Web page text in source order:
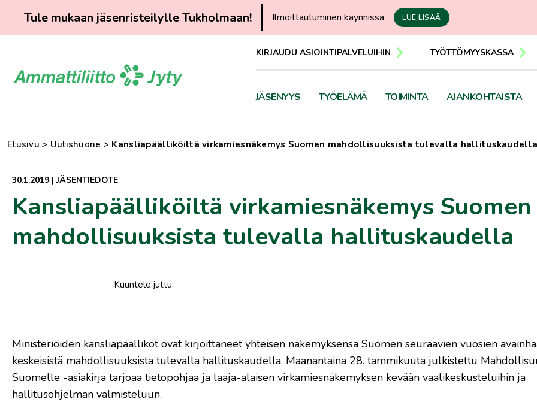
Tule mukaan jäsenristeilylle Tukholmaan! Ilmoittautuminen käynnissä LUE LISÄÄ
sisältöön
KIRJAUDU ASIOINTIPALVELUIHIN TYÖTTÖMYYSKASSA
JÄSENYYS TYÖELÄMÄ TOIMINTA AJANKOHTAISTA
Etusivu > Uutishuone > Kansliapäälliköiltä virkamiesnäkemys Suomen mahdollisuuksista tulevalla
30.1.2019 |JÄSENTIEDOTE
Kansliapäälliköiltä virkamiesnäkemys Suomen
mahdollisuuksista tulevalla hallituskaudella
Kuuntele juttu:
Ministeriöiden kansliapäälliköt ovat kirjoittaneet yhteisen näkemyksensä Suomen seuraavien vuosien
keskeisistä mahdollisuuksista tulevalla hallituskaudella. Maanantaina 28. tammikuuta julkistettu
Suomelle -asiakirja tarjoaa tietopohjaa ja laaja-alaisen virkamiesnäkemyksen kevään vaalikeskusteluihin ja
hallitusohjelman valmisteluun.